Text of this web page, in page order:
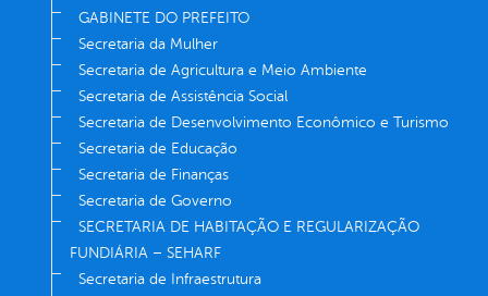
GABINETE DO PREFEITO
Secretaria da Mulher
Secretaria de Agricultura e Meio Ambiente
Secretaria de Assistência Social
Secretaria de Desenvolvimento Econômico e Turismo
Secretaria de Educação
Secretaria de Finanças
Secretaria de Governo
SECRETARIA DE HABITAÇÃO E REGULARIZAÇÃO
FUNDIÁRIA – SEHARF
Secretaria de Infraestrutura